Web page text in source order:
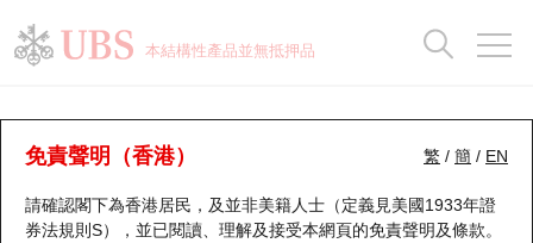
本結構性產品並無抵押品
繁 / 簡 / EN
免責聲明（香港）
請確認閣下為香港居民，及並非美籍人士（定義見美國1933年證
券法規則S），並已閱讀、理解及接受本網頁的免責聲明及條款。
認股證分析儀
表現 街貨統計 比較
瑞銀認股證一覽
新發行瑞銀認股證
街貨統計
比較
牛熊全景快搜
牛熊證搜尋
街貨統計
比較
十大升幅/跌幅
十大認股證成交分佈
正股分析儀
二十大活躍股份
持股比重
顯示所有持股比重
每月輪證大市專題
輪證專欄